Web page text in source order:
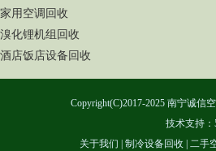
家用空调回收
溴化锂机组回收
酒店饭店设备回收
Copyright(C)2017-2025 南宁诚信
技术支持：
关于我们
制冷设备回收 二手